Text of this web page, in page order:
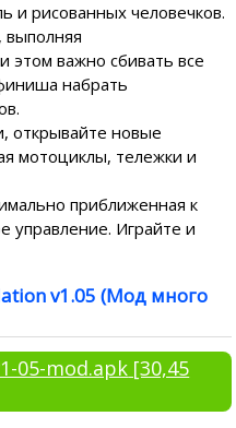
и рисованных человечков.
выполняя
этом важно сбивать все
набрать
открывайте новые
мотоциклы, тележки и
приближенная к
управление. Играйте и
v1.05 (Мод много
05-mod.apk [30,45